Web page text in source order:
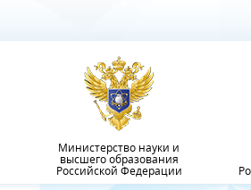
Министерство науки и
высшего образования
Российской Федерации